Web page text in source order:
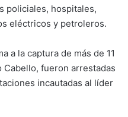
policiales, hospitales,
eléctricos y petroleros.
a la captura de más de 11
Cabello, fueron arrestadas
incautadas al líder